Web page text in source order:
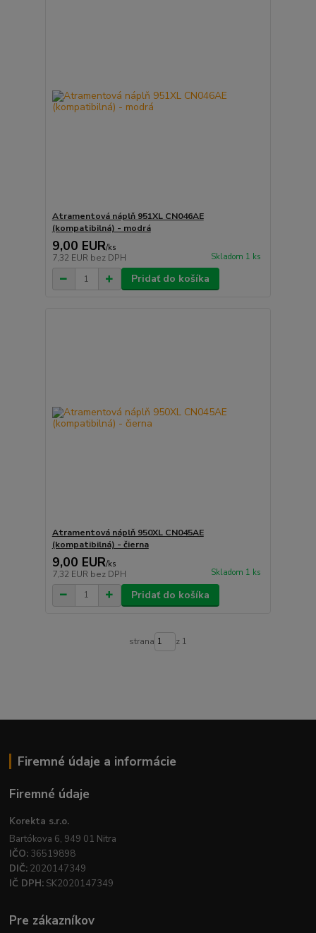
Atramentová náplň 951XL CN046AE
(kompatibilná) - modrá
9,00 EUR/ks
7,32 EUR bez DPH Skladom 1 ks
Pridať do košíka
Atramentová náplň 950XL CN045AE
(kompatibilná) - čierna
9,00 EUR/ks
7,32 EUR bez DPH Skladom 1 ks
Pridať do košíka
strana z 1
Firemné údaje a informácie
Firemné údaje
Korekta s.r.o.
Bartókova 6, 949 01 Nitra
IČO: 36519898
DIČ: 2020147349
IČ DPH: SK2020147349
Pre zákazníkov